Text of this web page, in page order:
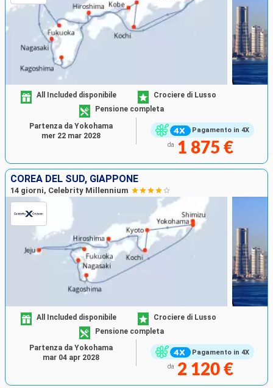
Pagamento in 4X
All Included disponibile
Crociere di Lusso
Pensione completa
da 1 875 €
Partenza da Yokohama
mer 22 mar 2028
COREA DEL SUD, GIAPPONE
14 giorni, Celebrity Millennium
Pagamento in 4X
All Included disponibile
Crociere di Lusso
Pensione completa
da 2 120 €
Partenza da Yokohama
mar 04 apr 2028